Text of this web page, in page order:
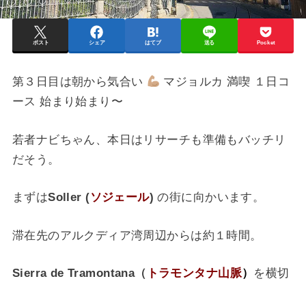
ポスト シェア はてブ 送る Pocket
第３日目は朝から気合い
マジョルカ 満喫 １日コ
ース 始まり始まり〜
若者ナビちゃん、本日はリサーチも準備もバッチリ
だそう。
まずはSoller (ソジェール)の街に向かいます。
滞在先のアルクディア湾周辺からは約１時間。
Sierra de Tramontana（ トラモンタナ山脈） を横切